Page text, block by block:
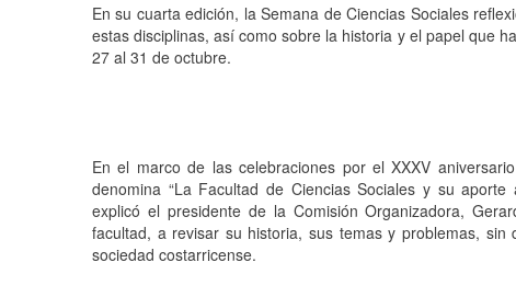
En su cuarta edición, la Semana de Ciencias Sociales
estas disciplinas, así como sobre la historia y el papel que
27 al 31 de octubre.
En el marco de las celebraciones por el XXXV
denomina “La Facultad de Ciencias Sociales y su
explicó el presidente de la Comisión Organizadora,
facultad, a revisar su historia, sus temas y problemas,
sociedad costarricense.